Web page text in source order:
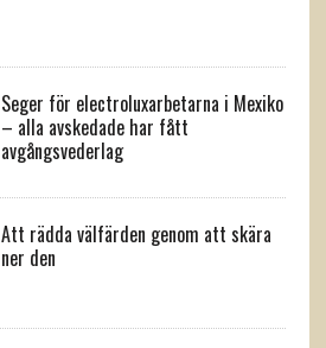
Seger för electroluxarbetarna i Mexiko
– alla avskedade har fått
avgångsvederlag
Att rädda välfärden genom att skära
ner den